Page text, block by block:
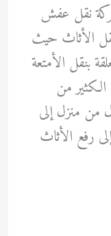
نقل عفش
الأثاث حيث
بنقل الأمتعة
من
من منزل إلى
رفع الأثاث